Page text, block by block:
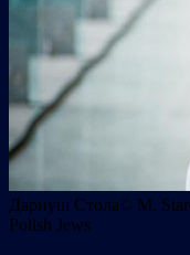
Дариуш Стола© M.
Polish Jews